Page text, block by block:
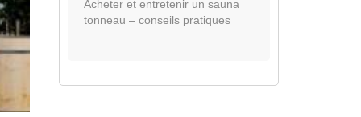
Acheter et entretenir un sauna
tonneau – conseils pratiques